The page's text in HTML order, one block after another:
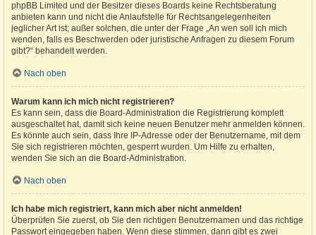
phpBB Limited und der Besitzer dieses Boards keine Rechtsberatung
anbieten kann und nicht die Anlaufstelle für Rechtsangelegenheiten
jeglicher Art ist; außer solchen, die unter der Frage „An wen soll ich mich
wenden, falls es Beschwerden oder juristische Anfragen zu diesem Forum
gibt?“ behandelt werden.
Nach oben
Warum kann ich mich nicht registrieren?
Es kann sein, dass die Board-Administration die Registrierung komplett
ausgeschaltet hat, damit sich keine neuen Benutzer mehr anmelden können.
Es könnte auch sein, dass Ihre IP-Adresse oder der Benutzername, mit dem
Sie sich registrieren möchten, gesperrt wurden. Um Hilfe zu erhalten,
wenden Sie sich an die Board-Administration.
Nach oben
Ich habe mich registriert, kann mich aber nicht anmelden!
Überprüfen Sie zuerst, ob Sie den richtigen Benutzernamen und das richtige
Passwort eingegeben haben. Wenn diese stimmen, dann gibt es zwei